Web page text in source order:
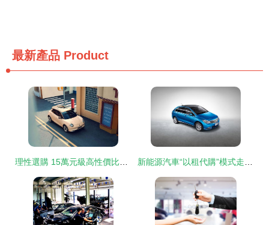
最新產品 Product